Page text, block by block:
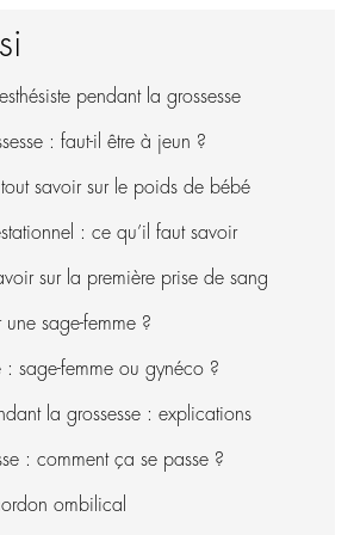
pendant la grossesse
: faut-il être à jeun ?
savoir sur le poids de bébé
: ce qu’il faut savoir
sur la première prise de sang
une sage-femme ?
: sage-femme ou gynéco ?
la grossesse : explications
: comment ça se passe ?
ombilical